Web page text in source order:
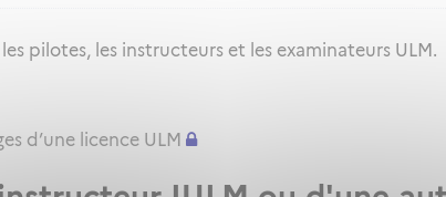
pilotes, les instructeurs et les examinateurs ULM.
d’une licence ULM